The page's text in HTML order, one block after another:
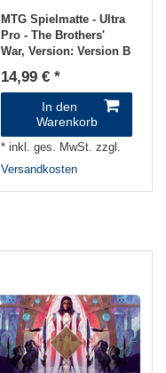
MTG Spielmatte - Ultra
Pro - The Brothers'
War, Version: Version B
14,99 € *
In den
Warenkorb
*inkl. ges. MwSt. zzgl.
Versandkosten